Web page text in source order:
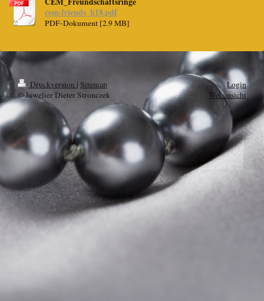
cem-friends_h18.pdf
PDF-Dokument [2.9 MB]
Druckversion | Sitemap
© Juwelier Dieter Stronczek
Login
Webansicht